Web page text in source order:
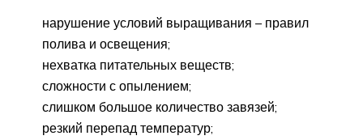
нарушение условий выращивания – правил
полива и освещения;
нехватка питательных веществ;
сложности с опылением;
слишком большое количество завязей;
резкий перепад температур;